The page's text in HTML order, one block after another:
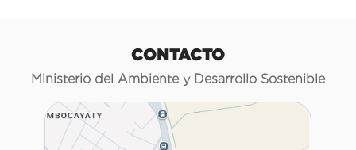
CONTACTO
Ministerio del Ambiente y Desarrollo Sostenible